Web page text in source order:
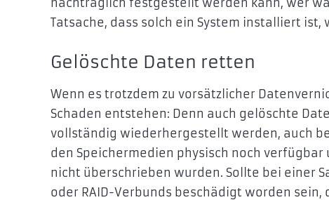
Tatsache, dass solch ein System installiert ist,
Gelöschte Daten retten
Wenn es trotzdem zu vorsätzlicher
Schaden entstehen: Denn auch gelöschte
vollständig wiederhergestellt werden, auch
den Speichermedien physisch noch
nicht überschrieben wurden. Sollte bei einer
oder RAID-Verbunds beschädigt worden